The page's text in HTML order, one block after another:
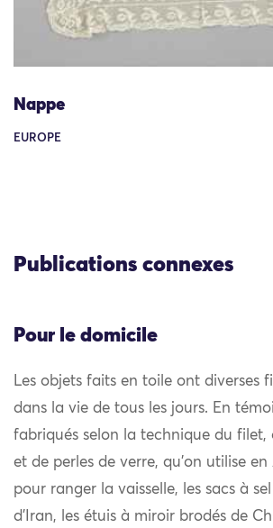
Nappe
EUROPE
Publications connexes
Pour le domicile
Les objets faits en toile ont diverses
dans la vie de tous les jours. En
fabriqués selon la technique du filet,
et de perles de verre, qu’on utilise
pour ranger la vaisselle, les sacs à
d’Iran, les étuis à miroir brodés de